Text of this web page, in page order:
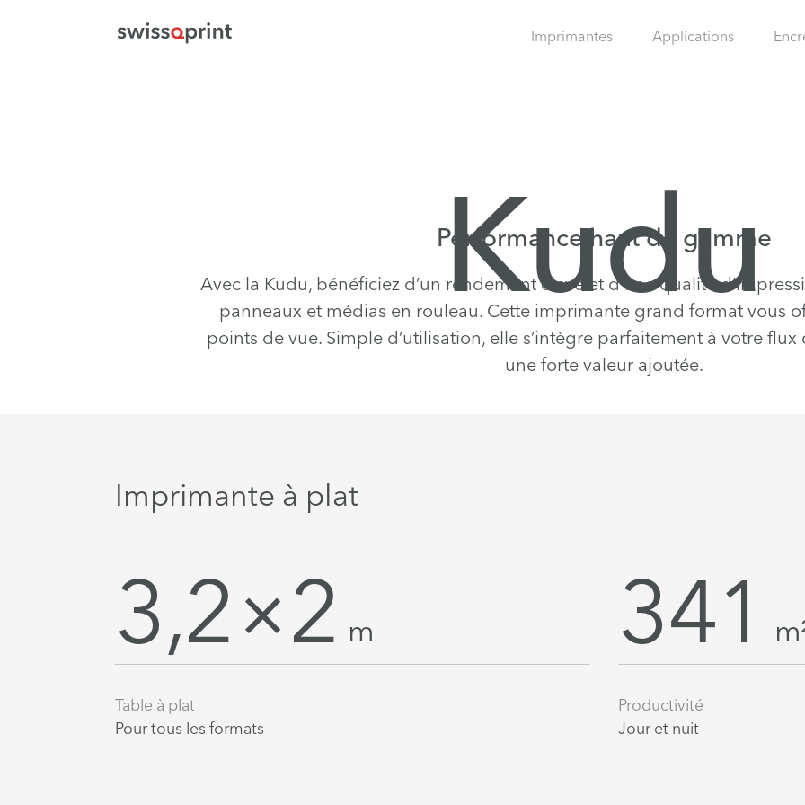
Imprimantes Applications
Kudu
Performance haut de gamme
Avec la Kudu, bénéficiez d’un rendement élevé et d’une qualité
panneaux et médias en rouleau. Cette imprimante grand format vous
points de vue. Simple d’utilisation, elle s’intègre parfaitement à votre
une forte valeur ajoutée.
Imprimante à plat
3,2×2 m
Table à plat
Pour tous les formats
341
Productivité
Jour et nuit